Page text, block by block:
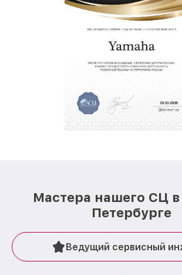
Мастера нашего СЦ
Петербурге
Ведущий сервисный